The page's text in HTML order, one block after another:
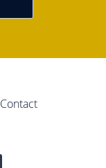
Contact